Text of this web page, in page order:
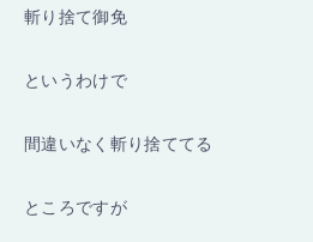
斬り捨て御免
というわけで
間違いなく斬り捨ててる
ところですが